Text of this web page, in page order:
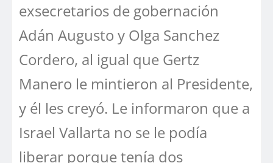
exsecretarios de gobernación
Adán Augusto y Olga Sanchez
Cordero, al igual que Gertz
Manero le mintieron al Presidente,
y él les creyó. Le informaron que a
Israel Vallarta no se le podía
liberar porque tenía dos